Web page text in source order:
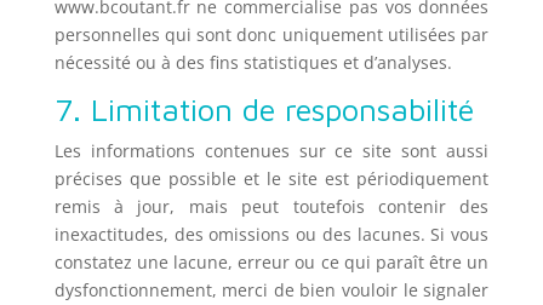
www.bcoutant.fr ne commercialise pas vos données
personnelles qui sont donc uniquement utilisées par
nécessité ou à des fins statistiques et d’analyses.
7. Limitation de responsabilité
Les informations contenues sur ce site sont aussi
précises que possible et le site est périodiquement
remis à jour, mais peut toutefois contenir des
inexactitudes, des omissions ou des lacunes. Si vous
constatez une lacune, erreur ou ce qui paraît être un
dysfonctionnement, merci de bien vouloir le signaler